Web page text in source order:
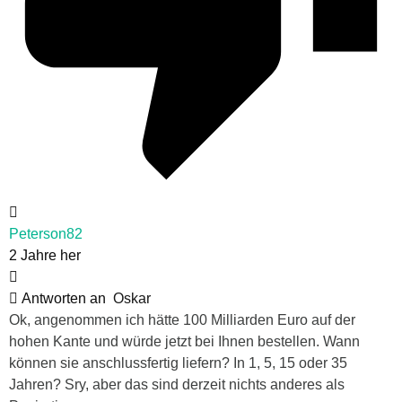
Peterson82
2 Jahre her
Antworten an Oskar
Ok, angenommen ich hätte 100 Milliarden Euro auf der
hohen Kante und würde jetzt bei Ihnen bestellen. Wann
können sie anschlussfertig liefern? In 1, 5, 15 oder 35
Jahren? Sry, aber das sind derzeit nichts anderes als